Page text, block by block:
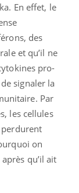
En effet, le
des
et qu’il ne
pro-
signaler la
Par
les cellules
on
qu’il ait